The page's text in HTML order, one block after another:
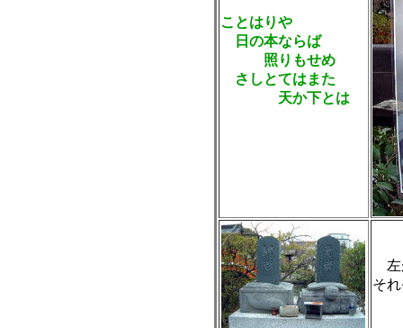
ことはりや
日の本ならば
照りもせめ
さしとてはまた
天か下とは
左
そ